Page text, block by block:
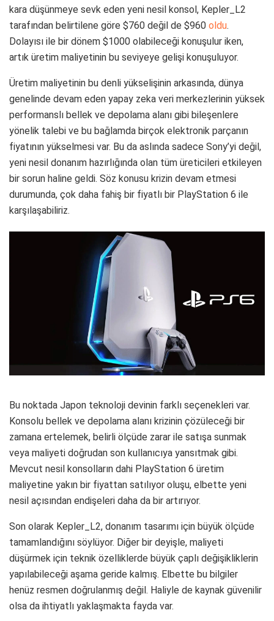
kara düşünmeye sevk eden yeni nesil konsol, Kepler_L2
tarafından belirtilene göre $760 değil de $960 oldu.
Dolayısı ile bir dönem $1000 olabileceği konuşulur iken,
artık üretim maliyetinin bu seviyeye gelişi konuşuluyor.
Üretim maliyetinin bu denli yükselişinin arkasında, dünya
genelinde devam eden yapay zeka veri merkezlerinin yüksek
performanslı bellek ve depolama alanı gibi bileşenlere
yönelik talebi ve bu bağlamda birçok elektronik parçanın
fiyatının yükselmesi var. Bu da aslında sadece Sony’yi değil,
yeni nesil donanım hazırlığında olan tüm üreticileri etkileyen
bir sorun haline geldi. Söz konusu krizin devam etmesi
durumunda, çok daha fahiş bir fiyatlı bir PlayStation 6 ile
karşılaşabiliriz.
Bu noktada Japon teknoloji devinin farklı seçenekleri var.
Konsolu bellek ve depolama alanı krizinin çözüleceği bir
zamana ertelemek, belirli ölçüde zarar ile satışa sunmak
veya maliyeti doğrudan son kullanıcıya yansıtmak gibi.
Mevcut nesil konsolların dahi PlayStation 6 üretim
maliyetine yakın bir fiyattan satılıyor oluşu, elbette yeni
nesil açısından endişeleri daha da bir artırıyor.
Son olarak Kepler_L2, donanım tasarımı için büyük ölçüde
tamamlandığını söylüyor. Diğer bir deyişle, maliyeti
düşürmek için teknik özelliklerde büyük çaplı değişikliklerin
yapılabileceği aşama geride kalmış. Elbette bu bilgiler
henüz resmen doğrulanmış değil. Haliyle de kaynak güvenilir
olsa da ihtiyatlı yaklaşmakta fayda var.